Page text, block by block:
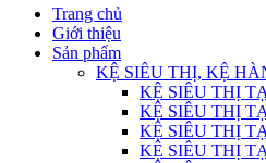
Trang chủ
Giới thiệu
Sản phẩm
KỆ SIÊU THỊ, KỆ
KỆ SIÊU THỊ
KỆ SIÊU THỊ
KỆ SIÊU THỊ
KỆ SIÊU THỊ